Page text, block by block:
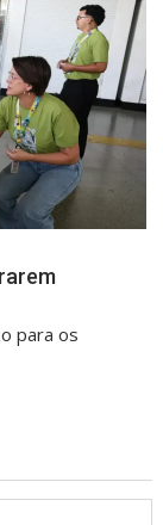
para os